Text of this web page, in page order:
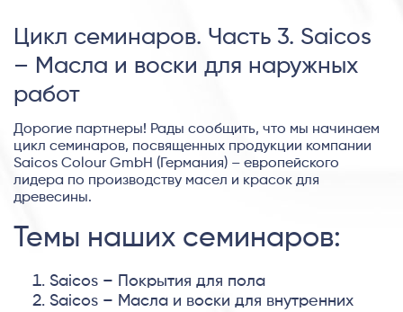
Цикл семинаров. Часть 3. Saicos
– Масла и воски для наружных
работ
Дорогие партнеры! Рады сообщить, что мы начинаем
цикл семинаров, посвященных продукции компании
Saicos Colour GmbH (Германия) – европейского
лидера по производству масел и красок для
древесины.
Темы наших семинаров:
Saicos – Покрытия для пола
Saicos – Масла и воски для внутренних